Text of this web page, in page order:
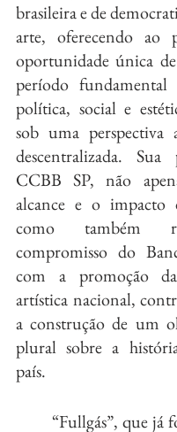
brasileira e de
arte, oferecendo ao
oportunidade única
período fundamental
política, social e
sob uma perspectiva
descentralizada. Sua
CCBB SP, não
alcance e o impacto
como também
compromisso do
com a promoção
artística nacional,
a construção de um
plural sobre a
país.